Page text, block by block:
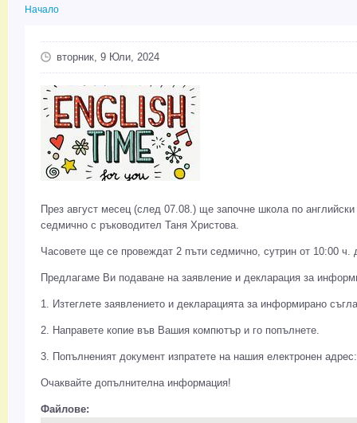
Начало
вторник, 9 Юли, 2024
През август месец (след 07.08.) ще започне школа по
седмично с ръководител Таня Христова.
Часовете ще се провеждат 2 пъти седмично, сутрин от 10:00
Предлагаме Ви подаване на заявление и декларация за
1. Изтеглете заявлението и декларацията за информирано
2. Направете копиe във Вашия компютър и гo попълнете.
3. Попълненият документ изпратете на нашия електронен
Очаквайте допълнителна информация!
Файлове: